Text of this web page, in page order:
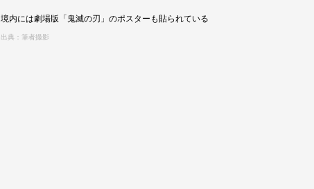
境内には劇場版「鬼滅の刃」のポスターも貼られている
出典：筆者撮影